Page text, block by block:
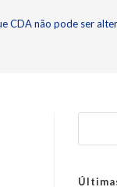
CDA não pode ser